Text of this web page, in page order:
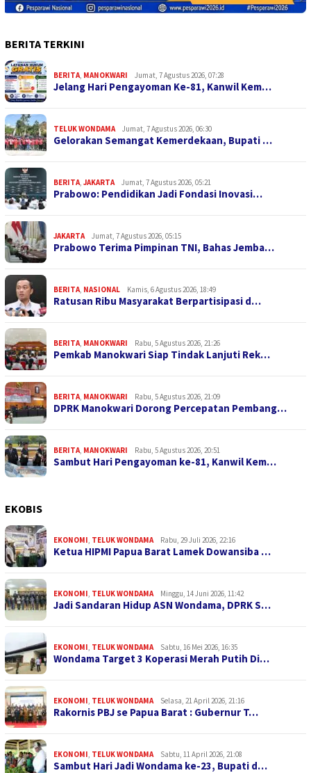
BERITA TERKINI
BERITA MANOKWARI Jumat, 7 Agustus 2026, 07:28
Jelang Hari Pengayoman Ke-81, Kanwil Kem…
TELUK WONDAMA Jumat, 7 Agustus 2026, 06:30
Gelorakan Semangat Kemerdekaan, Bupati …
BERITA JAKARTA Jumat, 7 Agustus 2026, 05:21
Prabowo: Pendidikan Jadi Fondasi Inovasi…
JAKARTA Jumat, 7 Agustus 2026, 05:15
Prabowo Terima Pimpinan TNI, Bahas Jemba…
BERITA NASIONAL Kamis, 6 Agustus 2026, 18:49
Ratusan Ribu Masyarakat Berpartisipasi d…
BERITA MANOKWARI Rabu, 5 Agustus 2026, 21:26
Pemkab Manokwari Siap Tindak Lanjuti Rek…
BERITA MANOKWARI Rabu, 5 Agustus 2026, 21:09
DPRK Manokwari Dorong Percepatan Pembang…
BERITA MANOKWARI Rabu, 5 Agustus 2026, 20:51
Sambut Hari Pengayoman ke-81, Kanwil Kem…
EKOBIS
EKONOMI TELUK WONDAMA Rabu, 29 Juli 2026, 22:16
Ketua HIPMI Papua Barat Lamek Dowansiba …
EKONOMI TELUK WONDAMA Minggu, 14 Juni 2026, 11:42
Jadi Sandaran Hidup ASN Wondama, DPRK S…
EKONOMI TELUK WONDAMA Sabtu, 16 Mei 2026, 16:35
Wondama Target 3 Koperasi Merah Putih Di…
EKONOMI TELUK WONDAMA Selasa, 21 April 2026, 21:16
Rakornis PBJ se Papua Barat : Gubernur T…
EKONOMI TELUK WONDAMA Sabtu, 11 April 2026, 21:08
Sambut Hari Jadi Wondama ke-23, Bupati d…